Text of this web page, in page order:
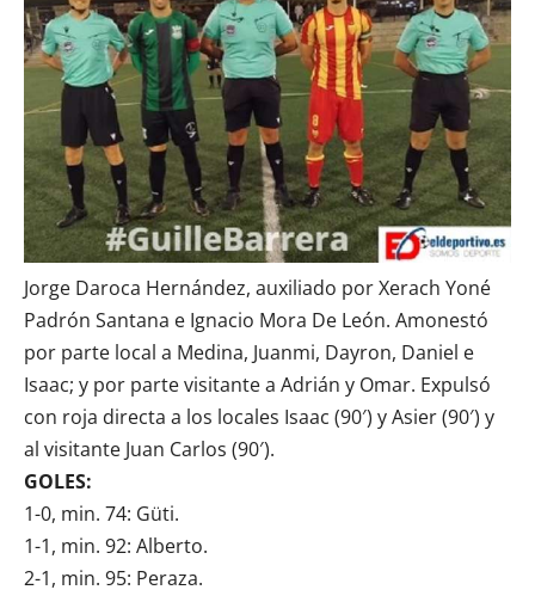
Jorge Daroca Hernández, auxiliado por Xerach Yoné
Padrón Santana e Ignacio Mora De León. Amonestó
por parte local a Medina, Juanmi, Dayron, Daniel e
Isaac; y por parte visitante a Adrián y Omar. Expulsó
con roja directa a los locales Isaac (90′) y Asier (90′) y
al visitante Juan Carlos (90′).
GOLES:
1-0, min. 74: Güti.
1-1, min. 92: Alberto.
2-1, min. 95: Peraza.